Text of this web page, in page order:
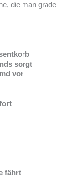
die man grade
sorgt
vor
fährt